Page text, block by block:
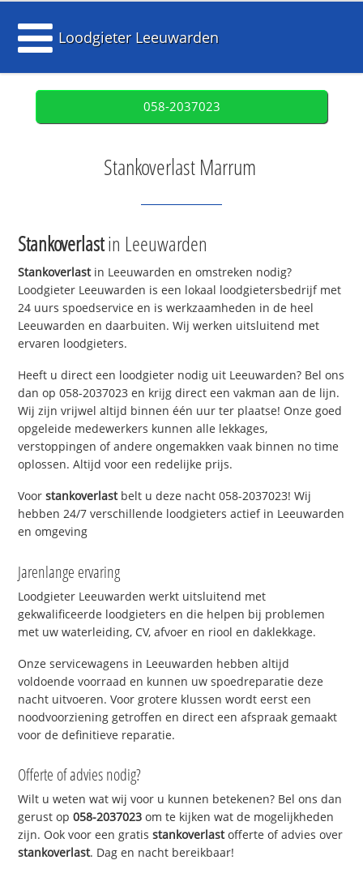
Loodgieter Leeuwarden
058-2037023
Stankoverlast Marrum
Stankoverlastin Leeuwarden
Stankoverlastin Leeuwarden en omstreken nodig?
Loodgieter Leeuwarden is een lokaal loodgietersbedrijf met
24 uurs spoedservice en is werkzaamheden in de heel
Leeuwarden en daarbuiten. Wij werken uitsluitend met
ervaren loodgieters.
Heeft u direct een loodgieter nodig uit Leeuwarden? Bel ons
dan op 058-2037023 en krijg direct een vakman aan de lijn.
Wij zijn vrijwel altijd binnen één uur ter plaatse! Onze goed
opgeleide medewerkers kunnen alle lekkages,
verstoppingen of andere ongemakken vaak binnen no time
oplossen. Altijd voor een redelijke prijs.
Voorstankoverlastbelt u deze nacht 058-2037023! Wij
hebben 24/7 verschillende loodgieters actief in Leeuwarden
en omgeving
Jarenlange ervaring
Loodgieter Leeuwarden werkt uitsluitend met
gekwalificeerde loodgieters en die helpen bij problemen
met uw waterleiding, CV, afvoer en riool en daklekkage.
Onze servicewagens in Leeuwarden hebben altijd
voldoende voorraad en kunnen uw spoedreparatie deze
nacht uitvoeren. Voor grotere klussen wordt eerst een
noodvoorziening getroffen en direct een afspraak gemaakt
voor de definitieve reparatie.
Offerte of advies nodig?
Wilt u weten wat wij voor u kunnen betekenen? Bel ons dan
gerust op058-2037023 om te kijken wat de mogelijkheden
zijn. Ook voor een gratisstankoverlastofferte of advies over
stankoverlast. Dag en nacht bereikbaar!